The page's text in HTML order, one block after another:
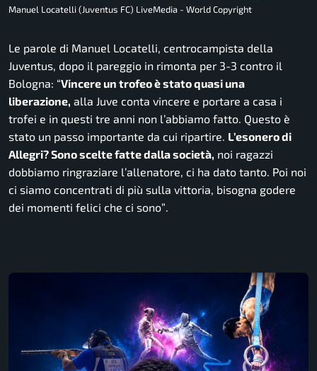
Manuel Locatelli (Juventus FC) LiveMedia - World Copyright
Le parole di Manuel Locatelli, centrocampista della
Juventus, dopo il pareggio in rimonta per 3-3 contro il
Bologna: “Vincere un trofeo è stato quasi una
liberazione, alla Juve conta vincere e portare a casa i
trofei e in questi tre anni non l’abbiamo fatto. Questo è
stato un passo importante da cui ripartire. L’esonero di
Allegri? Sono scelte fatte dalla società, noi ragazzi
dobbiamo ringraziare l’allenatore, ci ha dato tanto. Poi noi
ci siamo concentrati di più sulla vittoria, bisogna godere
dei momenti felici che ci sono”.